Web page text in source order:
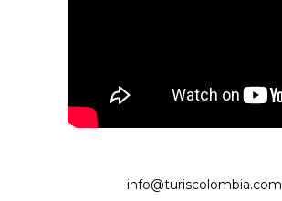
info@turiscolombia.com